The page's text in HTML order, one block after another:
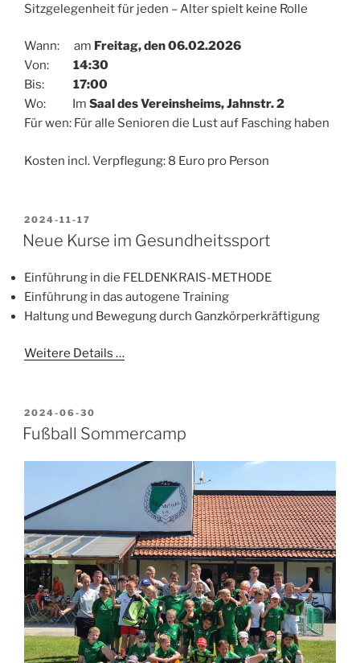
Sitzgelegenheit für jeden – Alter spielt keine Rolle
Wann: am Freitag, den 06.02.2026
Von: 14:30
Bis: 17:00
Wo: Im Saal des Vereinsheims, Jahnstr. 2
Für wen: Für alle Senioren die Lust auf Fasching haben
Kosten incl. Verpflegung: 8 Euro pro Person
VERÖFFENTLICHT
AM
2024-11-17
Neue Kurse im Gesundheitssport
Einführung in die FELDENKRAIS-METHODE
Einführung in das autogene Training
Haltung und Bewegung durch Ganzkörperkräftigung
Weitere Details …
VERÖFFENTLICHT
AM
2024-06-30
Fußball Sommercamp